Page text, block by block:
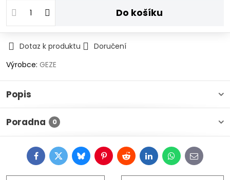
Do košíku
Dotaz k produktu
Doručení
Výrobce: GEZE
Popis
Poradna 0
FacebookTwitterBlueskyPinterestRedditLinkedInWhatsApp
E-
mail